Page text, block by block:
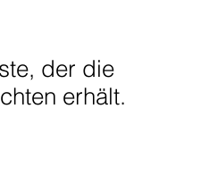
der die
erhält.